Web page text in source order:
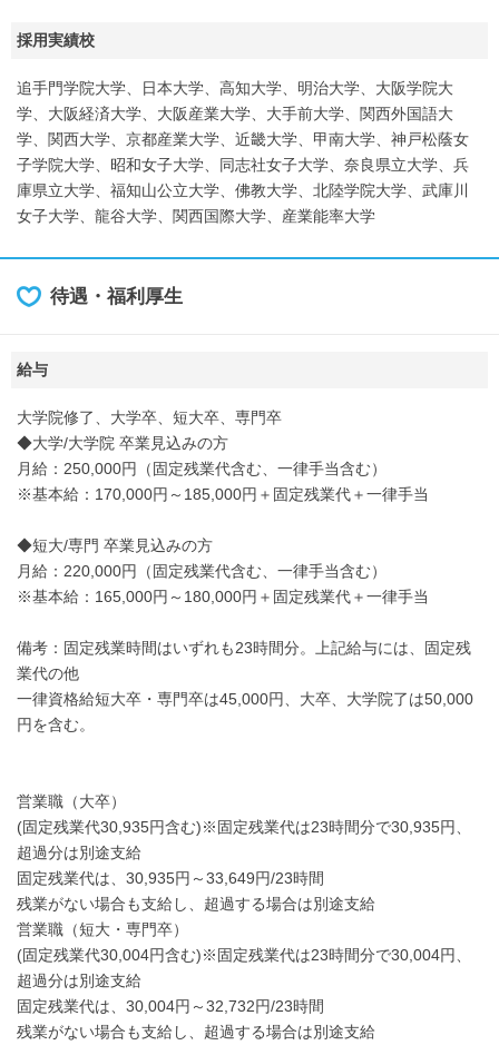
採用実績校
追手門学院大学、日本大学、高知大学、明治大学、大阪学院大
学、大阪経済大学、大阪産業大学、大手前大学、関西外国語大
学、関西大学、京都産業大学、近畿大学、甲南大学、神戸松蔭女
子学院大学、昭和女子大学、同志社女子大学、奈良県立大学、兵
庫県立大学、福知山公立大学、佛教大学、北陸学院大学、武庫川
女子大学、龍谷大学、関西国際大学、産業能率大学
待遇・福利厚生
給与
大学院修了、大学卒、短大卒、専門卒
◆大学/大学院 卒業見込みの方
月給：250,000円（固定残業代含む、一律手当含む）
※基本給：170,000円～185,000円＋固定残業代＋一律手当
◆短大/専門 卒業見込みの方
月給：220,000円（固定残業代含む、一律手当含む）
※基本給：165,000円～180,000円＋固定残業代＋一律手当
備考：固定残業時間はいずれも23時間分。上記給与には、固定残
業代の他
一律資格給短大卒・専門卒は45,000円、大卒、大学院了は50,000
円を含む。
営業職（大卒）
(固定残業代30,935円含む)※固定残業代は23時間分で30,935円、
超過分は別途支給
固定残業代は、30,935円～33,649円/23時間
残業がない場合も支給し、超過する場合は別途支給
営業職（短大・専門卒）
(固定残業代30,004円含む)※固定残業代は23時間分で30,004円、
超過分は別途支給
固定残業代は、30,004円～32,732円/23時間
残業がない場合も支給し、超過する場合は別途支給